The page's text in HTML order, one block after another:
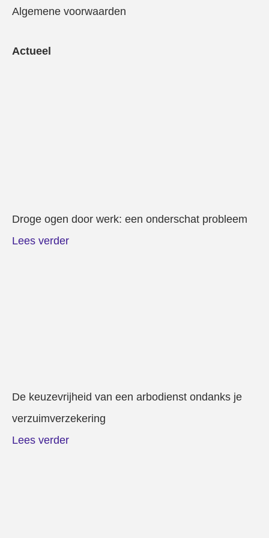
Algemene voorwaarden
Actueel
Droge ogen door werk: een onderschat probleem
Lees verder
De keuzevrijheid van een arbodienst ondanks je
verzuimverzekering
Lees verder